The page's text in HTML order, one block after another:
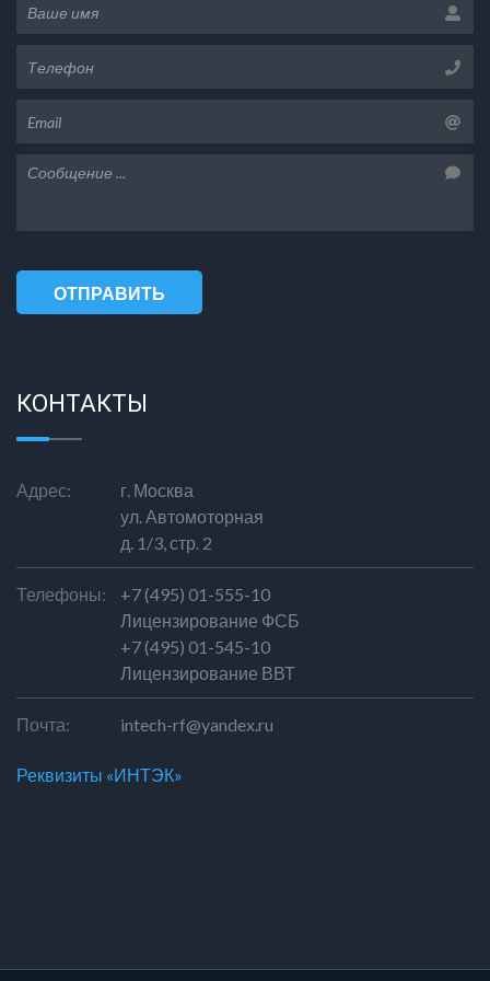
ОТПРАВИТЬ
КОНТАКТЫ
Адрес:
г. Москва
ул. Автомоторная
д. 1/3, стр. 2
Телефоны:
+7 (495) 01-555-10
Лицензирование ФСБ
+7 (495) 01-545-10
Лицензирование ВВТ
Почта: intech-rf@yandex.ru
Реквизиты «ИНТЭК»
Чебоксары
Я